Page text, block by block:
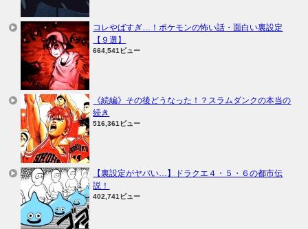
コレやばすぎ…！ポケモンの怖い話・面白い裏設定
【９選】
664,541ビュー
《続編》その後どうなった！？スラムダンクの本当の
続き
516,361ビュー
【裏設定がヤバい…】ドラクエ４・５・６の都市伝
説！
402,741ビュー